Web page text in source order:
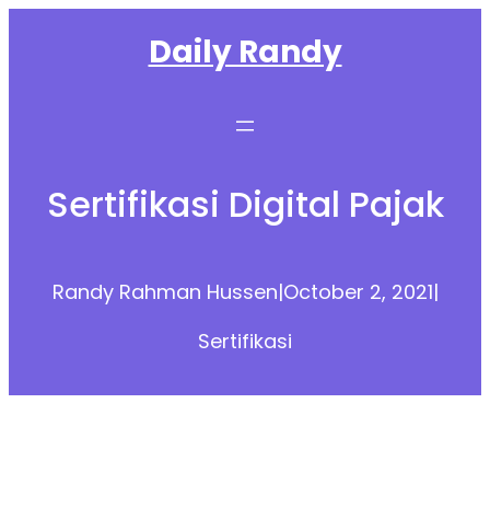
Daily Randy
Sertifikasi Digital Pajak
Randy Rahman Hussen|October 2, 2021|
Sertifikasi